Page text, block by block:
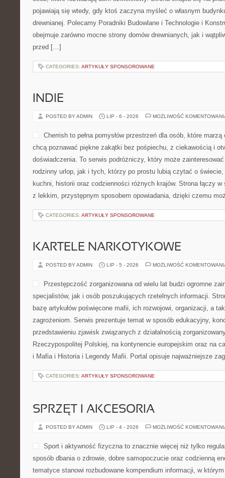
pojawiają się wtedy, gdy ktoś zaczyna myśleć o własnym
drewnianej. Polecamy Poradniki Budowlane i Technologie i
obejmuje zarówno mocne strony domów drewnianych, jak i
przed […]
CATEGORIES: ARTYKUŁY SPONSOROWANE
INDIE
POSTED BY ADMIN LIP - 6 - 2026 MOŻLIWOŚĆ
Cherrish to pełna pomysłów przestrzeń dla osób, które
chcą poznawać piękne zakątki bez pośpiechu, z ciekawością i
doświadczenia. To serwis podróżniczy, który może
rodzinny urlop, jak i tych, którzy po prostu lubią czytać o
kuchni, historii oraz codzienności różnych krajów. Strona łączy
z lekkim, przystępnym sposobem opowiadania, dzięki czemu
CATEGORIES: ARTYKUŁY SPONSOROWANE
KARTELE NARKOTYKOWE
POSTED BY ADMIN LIP - 5 - 2026 MOŻLIWOŚĆ
Przestępczość zorganizowana od wielu lat budzi ogromne
specjalistów, jak i osób poszukujących rzetelnych informacji.
bazę artykułów poświęcone mafii, ich rozwojowi, organizacji, a
zagrożeniom. Serwis prezentuje temat w sposób edukacyjny,
przedstawieniu zjawisk związanych z działalnością
Rzeczypospolitej Polskiej, na kontynencie europejskim oraz na
i Mafia i Historia i Legendy Mafii. Portal opisuje najważniejsze
CATEGORIES: ARTYKUŁY SPONSOROWANE
SPRZĘT I AKCESORIA
POSTED BY ADMIN LIP - 4 - 2026 MOŻLIWOŚĆ
Sport i aktywność fizyczna to znacznie więcej niż tylko
sposób dbania o zdrowie, dobre samopoczucie oraz codzienną
tematyce stanowi rozbudowane kompendium informacji, w